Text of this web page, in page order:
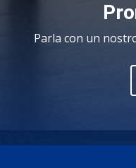
Parla con un